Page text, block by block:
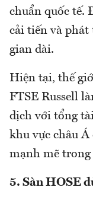
chuẩn quốc tế.
cải tiến và
gian dài.
Hiện tại, thế
FTSE Russell
dịch với tổng
khu vực châu
mạnh mẽ trong
5. Sàn HOSE